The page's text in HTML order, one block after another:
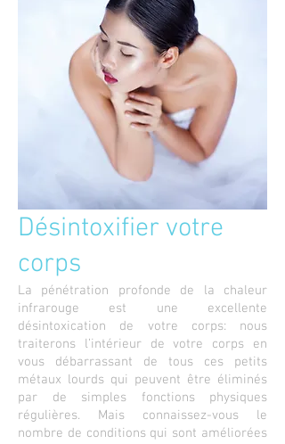
Désintoxifier votre
corps
La pénétration profonde de la chaleur
infrarouge est une excellente
désintoxication de votre corps: nous
traiterons l’intérieur de votre corps en
vous débarrassant de tous ces petits
métaux lourds qui peuvent être éliminés
par de simples fonctions physiques
régulières. Mais connaissez-vous le
nombre de conditions qui sont améliorées